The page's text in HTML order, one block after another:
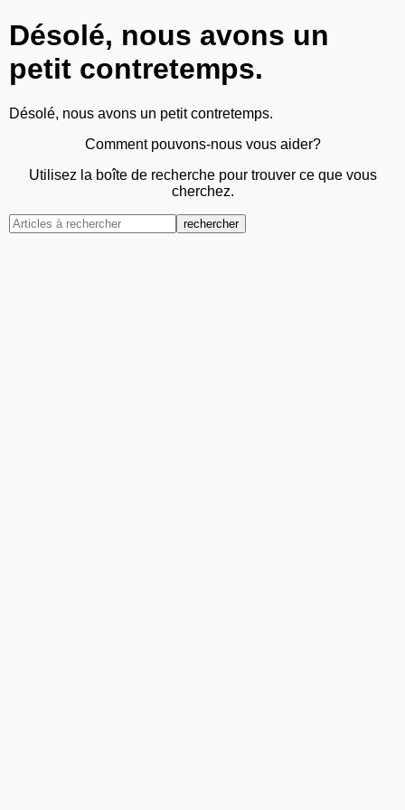
Désolé, nous avons un
petit contretemps.
Désolé, nous avons un petit contretemps.
Comment pouvons-nous vous aider?
Utilisez la boîte de recherche pour trouver ce que vous
cherchez.
rechercher